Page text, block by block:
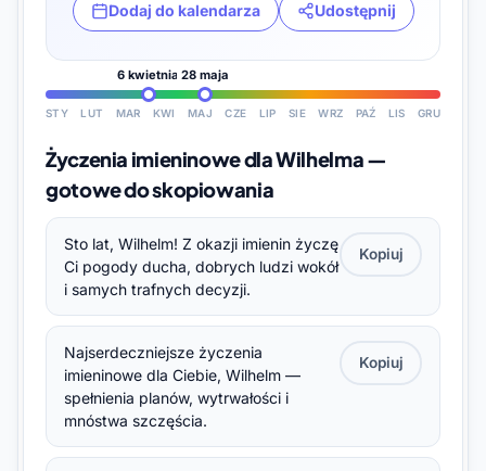
Dodaj do kalendarza Udostępnij
6 kwietnia 28 maja
STY LUT MAR KWI MAJ CZE LIP SIE WRZ PAŹ LIS GRU
Życzenia imieninowe dla Wilhelma —
gotowe do skopiowania
Sto lat, Wilhelm! Z okazji imienin życzę
Ci pogody ducha, dobrych ludzi wokół
i samych trafnych decyzji.
Kopiuj
Najserdeczniejsze życzenia
imieninowe dla Ciebie, Wilhelm —
spełnienia planów, wytrwałości i
mnóstwa szczęścia.
Kopiuj